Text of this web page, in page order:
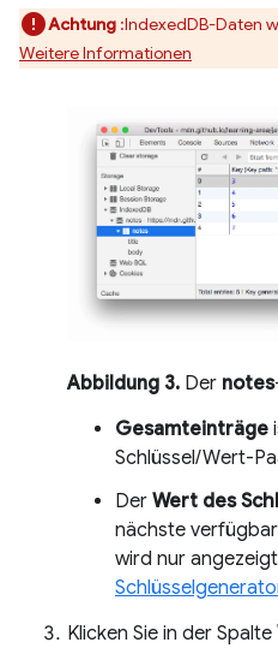
Achtung :IndexedDB-Daten
Weitere Informationen
Abbildung 3. Der notes
Gesamteinträge
Schlüssel/Wert-
Der Wert des
nächste
wird nur
Klicken Sie in der Spalte